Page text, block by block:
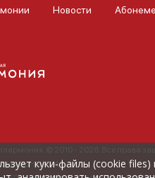
Новости
куки-файлы (cookie